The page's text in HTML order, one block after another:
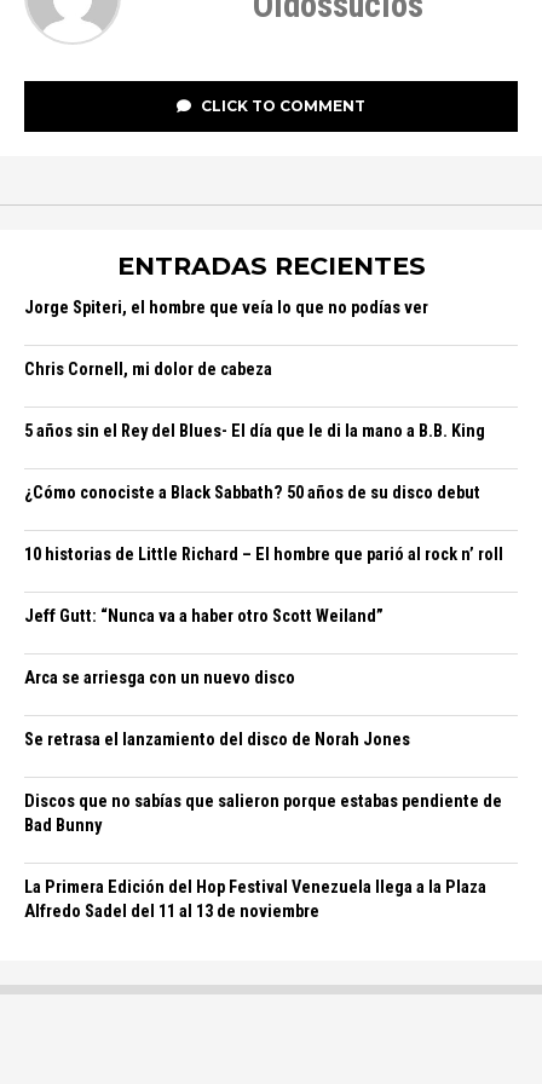
CLICK TO COMMENT
ENTRADAS RECIENTES
Jorge Spiteri, el hombre que veía lo que no podías ver
Chris Cornell, mi dolor de cabeza
5 años sin el Rey del Blues- El día que le di la mano a B.B. King
¿Cómo conociste a Black Sabbath? 50 años de su disco debut
10 historias de Little Richard – El hombre que parió al rock n’ roll
Jeff Gutt: “Nunca va a haber otro Scott Weiland”
Arca se arriesga con un nuevo disco
Se retrasa el lanzamiento del disco de Norah Jones
Discos que no sabías que salieron porque estabas pendiente de
Bad Bunny
La Primera Edición del Hop Festival Venezuela llega a la Plaza
Alfredo Sadel del 11 al 13 de noviembre